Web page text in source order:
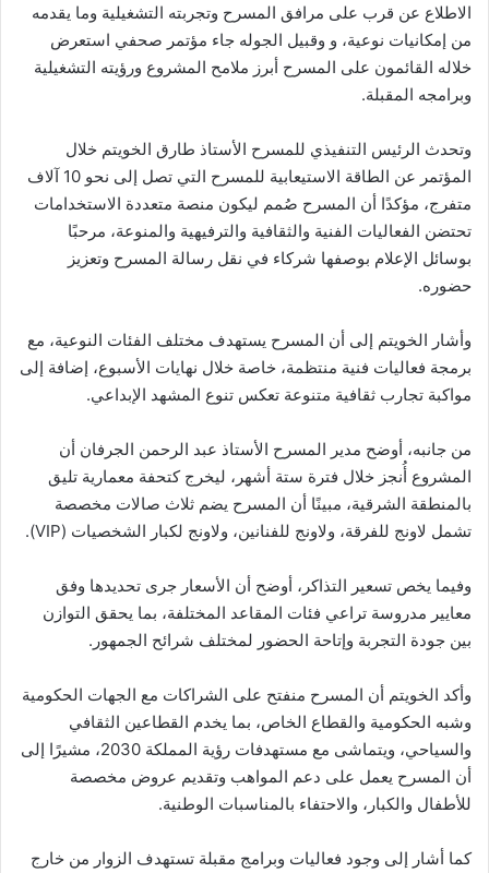
الاطلاع عن قرب على مرافق المسرح وتجربته التشغيلية وما يقدمه
من إمكانيات نوعية، و وقبيل الجوله جاء مؤتمر صحفي استعرض
خلاله القائمون على المسرح أبرز ملامح المشروع ورؤيته التشغيلية
وبرامجه المقبلة.
وتحدث الرئيس التنفيذي للمسرح الأستاذ طارق الخويتم خلال
المؤتمر عن الطاقة الاستيعابية للمسرح التي تصل إلى نحو 10 آلاف
متفرج، مؤكدًا أن المسرح صُمم ليكون منصة متعددة الاستخدامات
تحتضن الفعاليات الفنية والثقافية والترفيهية والمنوعة، مرحبًا
بوسائل الإعلام بوصفها شركاء في نقل رسالة المسرح وتعزيز
حضوره.
وأشار الخويتم إلى أن المسرح يستهدف مختلف الفئات النوعية، مع
برمجة فعاليات فنية منتظمة، خاصة خلال نهايات الأسبوع، إضافة إلى
مواكبة تجارب ثقافية متنوعة تعكس تنوع المشهد الإبداعي.
من جانبه، أوضح مدير المسرح الأستاذ عبد الرحمن الجرفان أن
المشروع أُنجز خلال فترة ستة أشهر، ليخرج كتحفة معمارية تليق
بالمنطقة الشرقية، مبينًا أن المسرح يضم ثلاث صالات مخصصة
تشمل لاونج للفرقة، ولاونج للفنانين، ولاونج لكبار الشخصيات (VIP).
وفيما يخص تسعير التذاكر، أوضح أن الأسعار جرى تحديدها وفق
معايير مدروسة تراعي فئات المقاعد المختلفة، بما يحقق التوازن
بين جودة التجربة وإتاحة الحضور لمختلف شرائح الجمهور.
وأكد الخويتم أن المسرح منفتح على الشراكات مع الجهات الحكومية
وشبه الحكومية والقطاع الخاص، بما يخدم القطاعين الثقافي
والسياحي، ويتماشى مع مستهدفات رؤية المملكة 2030، مشيرًا إلى
أن المسرح يعمل على دعم المواهب وتقديم عروض مخصصة
للأطفال والكبار، والاحتفاء بالمناسبات الوطنية.
كما أشار إلى وجود فعاليات وبرامج مقبلة تستهدف الزوار من خارج